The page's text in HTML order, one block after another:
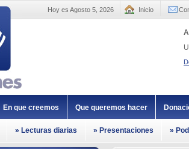
Hoy es Agosto 5, 2026 Inicio
En que creemos Que queremos hacer
» Lecturas diarias » Presentaciones »